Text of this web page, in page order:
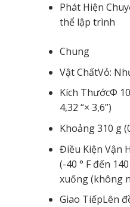
Phát Hiện
thể lập trình
Chung
Vật ChấtVỏ:
Kích ThướcΦ
4,32 “× 3,6”)
Khoảng 310 g
Điều Kiện Vận
(-40 ° F đến
xuống (không
Giao TiếpLên